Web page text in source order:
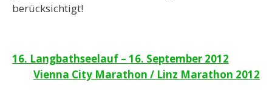
berücksichtigt!
Beitragsnavigation
16. Langbathseelauf – 16. September 2012
Vienna City Marathon / Linz Marathon 2012